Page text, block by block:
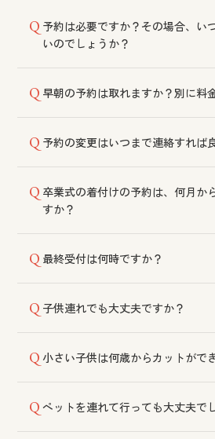
予約は必要ですか？その場合、い
いのでしょうか？
ご連絡いただくとご希望の時間が取
す。Web予約なら24時間いつでも
早朝の予約は取れますか？別に料
す。早朝料金等については各店舗に
予約の変更はいつまで連絡すれば
ことが望ましいです。
卒業式の着付けの予約は、何月か
すか？
ください。
最終受付は何時ですか？
舗にご相談ください。
子供連れでも大丈夫ですか？
ので、比較的空いている時間帯など
い。
小さい子供は何歳からカットがで
護者の方の付き添い・ご協力をお願
ペットを連れて行っても大丈夫で